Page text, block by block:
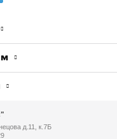
д.11, к.7Б